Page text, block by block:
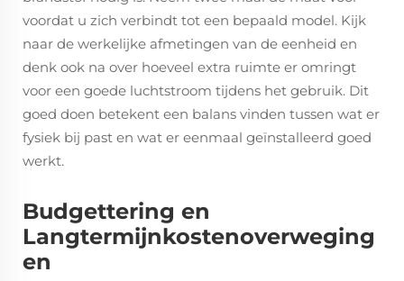
voordat u zich verbindt tot een bepaald model. Kijk
naar de werkelijke afmetingen van de eenheid en
denk ook na over hoeveel extra ruimte er omringt
voor een goede luchtstroom tijdens het gebruik. Dit
goed doen betekent een balans vinden tussen wat er
fysiek bij past en wat er eenmaal geïnstalleerd goed
werkt.
Budgettering en
Langtermijnkostenoverweging
en